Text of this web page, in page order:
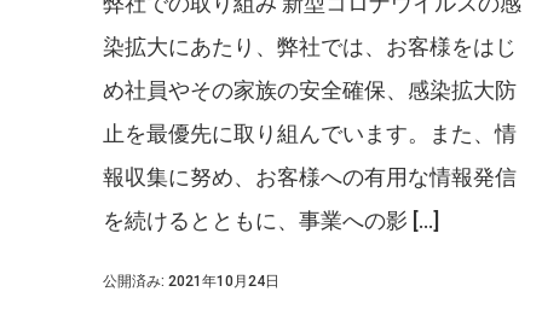
染拡大にあたり、弊社では、お客様をはじ
め社員やその家族の安全確保、感染拡大防
止を最優先に取り組んでいます。また、情
報収集に努め、お客様への有用な情報発信
を続けるとともに、事業への影 […]
公開済み: 2021年10月24日